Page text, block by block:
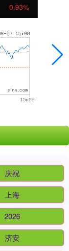
0.93%
庆祝
上海
2026
济安